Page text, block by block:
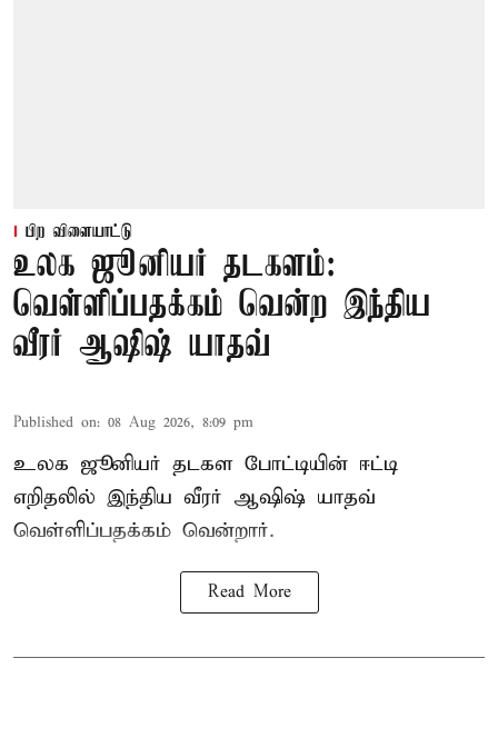
பிற விளையாட்டு
உலக ஜூனியர் தடகளம்:
வெள்ளிப்பதக்கம் வென்ற இந்திய
வீரர் ஆஷிஷ் யாதவ்
Published on: 08 Aug 2026, 8:09 pm
உலக ஜூனியர் தடகள போட்டியின் ஈட்டி
எறிதலில் இந்திய வீரர் ஆஷிஷ் யாதவ்
வெள்ளிப்பதக்கம் வென்றார்.
Read More